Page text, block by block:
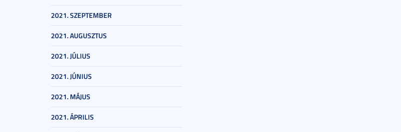
2021. SZEPTEMBER
2021. AUGUSZTUS
2021. JÚLIUS
2021. JÚNIUS
2021. MÁJUS
2021. ÁPRILIS